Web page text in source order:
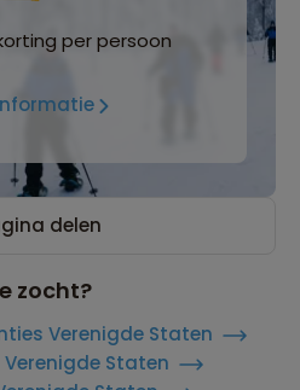
per persoon
delen
zocht?
Verenigde Staten
Verenigde Staten